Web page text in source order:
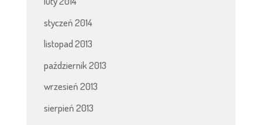
styczeń 2014
listopad 2013
październik 2013
wrzesień 2013
sierpień 2013